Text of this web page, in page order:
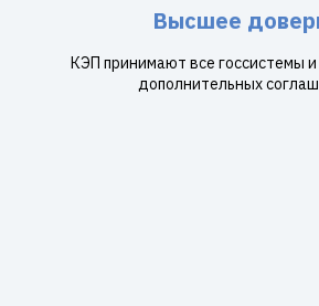
Высшее
КЭП принимают все госсистемы
дополнительных